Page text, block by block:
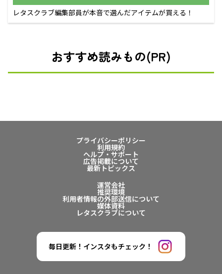
レタスクラブ編集部員が本音で選んだアイテムが買える！
おすすめ読みもの(PR)
プライバシーポリシー
利用規約
ヘルプ・サポート
広告掲載について
最新トピックス
運営会社
推奨環境
利用者情報の外部送信について
媒体資料
レタスクラブについて
毎日更新！インスタもチェック！